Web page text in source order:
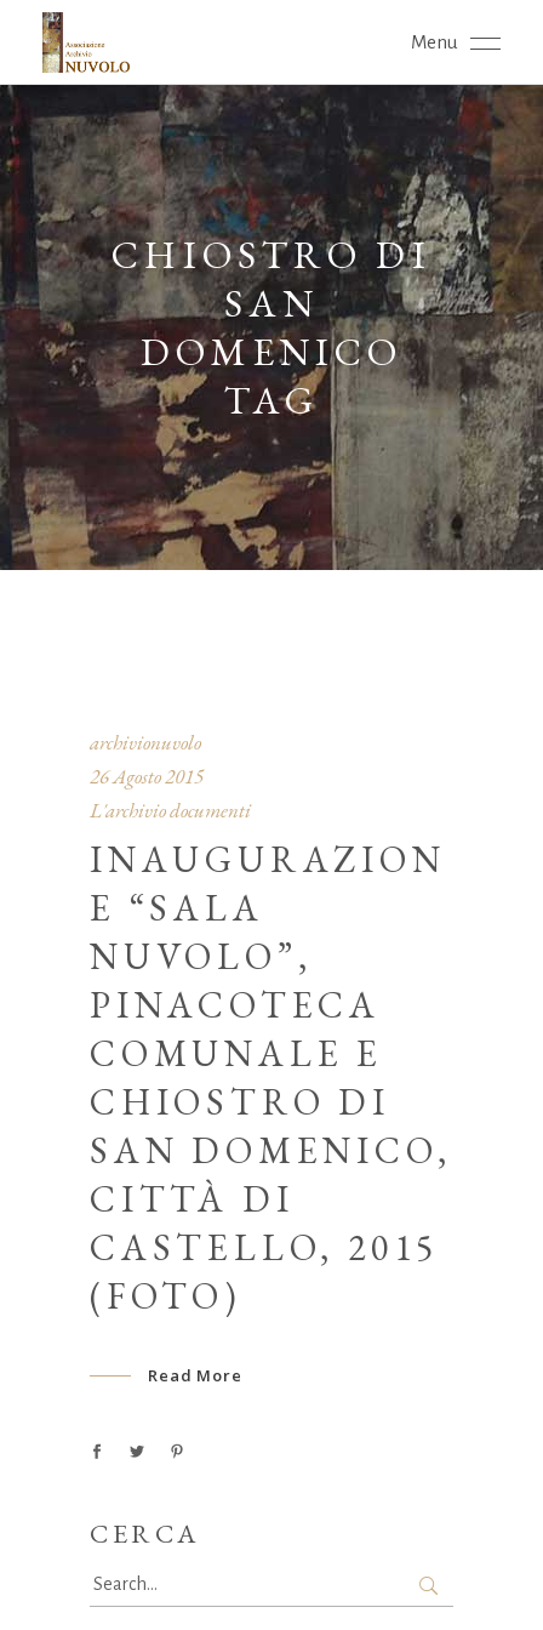
Menu
CHIOSTRO DI
SAN
DOMENICO
TAG
archivionuvolo
26 Agosto 2015
L'archivio documenti
INAUGURAZION
E “SALA
NUVOLO”,
PINACOTECA
COMUNALE E
CHIOSTRO DI
SAN DOMENICO,
CITTÀ DI
CASTELLO, 2015
(FOTO)
Read More
CERCA
Search
for: